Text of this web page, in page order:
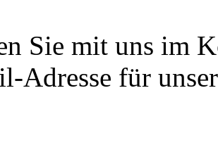
Sie mit uns im
Adresse für